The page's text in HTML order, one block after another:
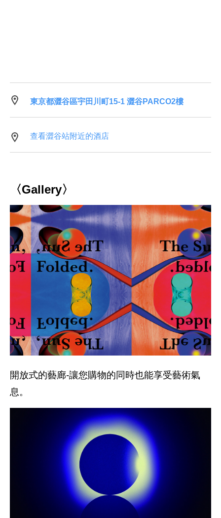
東京都澀谷區宇田川町15-1 澀谷PARCO2樓
查看澀谷站附近的酒店
〈Gallery〉
開放式的藝廊-讓您購物的同時也能享受藝術氣
息。